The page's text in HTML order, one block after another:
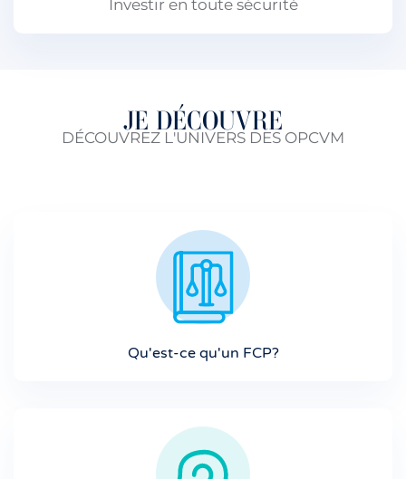
Investir en toute sécurité
JE DÉCOUVRE
DÉCOUVREZ L'UNIVERS DES OPCVM
Qu'est-ce qu'un FCP?